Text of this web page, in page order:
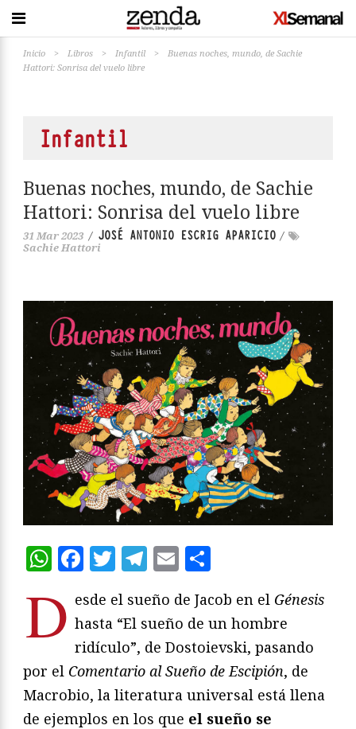
Inicio > Libros > Infantil >
Buenas noches, mundo, de Sachie
Hattori: Sonrisa del vuelo libre
Infantil
Buenas noches, mundo, de Sachie
Hattori: Sonrisa del vuelo libre
31 Mar 2023 / JOSÉ ANTONIO ESCRIG APARICIO /
Sachie Hattori
WhatsApp
Facebook
Twitter
Telegram
Email
D esde el sueño de Jacob en el Génesis
hasta “El sueño de un hombre
ridículo”, de Dostoievski, pasando
por el Comentario al Sueño de Escipión, de
Macrobio, la literatura universal está llena
de ejemplos en los que el sueño se